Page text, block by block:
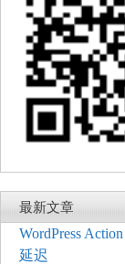
最新文章
WordPress
延迟